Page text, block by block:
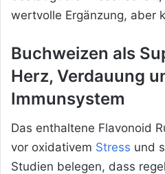
wertvolle Ergänzung, aber
Buchweizen als
Herz, Verdauung
Immunsystem
Das enthaltene Flavonoid
vor oxidativem Stress und
Studien belegen, dass